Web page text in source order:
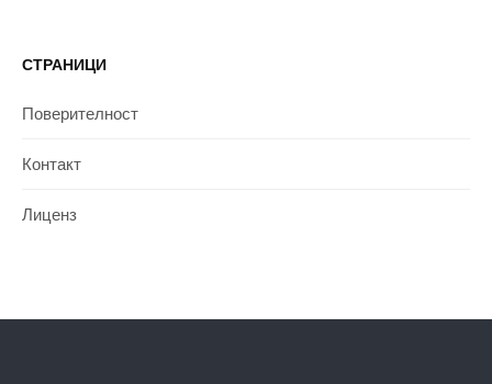
СТРАНИЦИ
Поверителност
Контакт
Лиценз